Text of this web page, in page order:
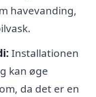
havevanding,
Installationen
kan øge
da det er en